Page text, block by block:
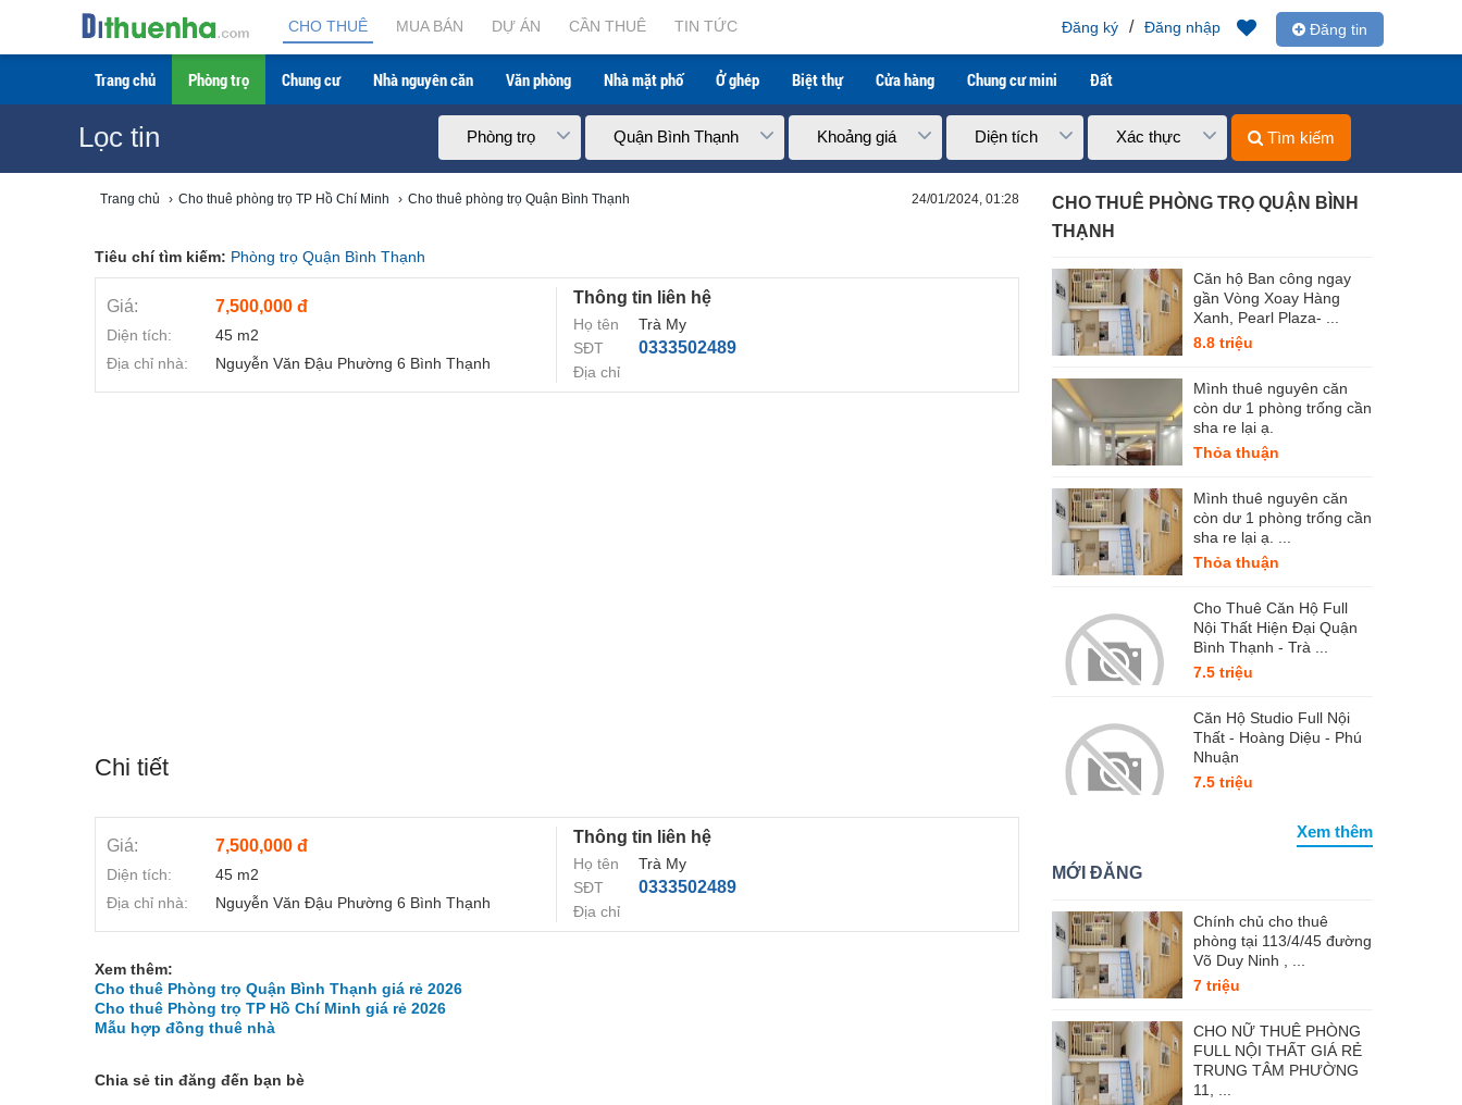
CHO THUÊ MUA BÁN DỰ ÁN CẦN THUÊ TIN TỨC Đăng tin
Đăng nhập
/
Đăng ký
Trang chủ Phòng trọ Chung cư Nhà nguyên căn Văn phòng Nhà mặt phố Ở ghép Biệt thự Cửa hàng Chung cư mini Đất
Lọc tin Phòng trọ Quận Bình Thạnh Khoảng giá Diện tích Xác thực Tìm kiếm
Trang chủ › Cho thuê phòng trọ TP Hồ Chí Minh › Cho thuê phòng trọ Quận Bình Thạnh 24/01/2024, 01:28
Tiêu chí tìm kiếm: Phòng trọ Quận Bình Thạnh
Giá: 7,500,000 đ
Diện tích:
45 m2
Địa chỉ nhà:
Nguyễn Văn Đậu Phường 6 Bình Thạnh
Thông tin liên hệ
Họ tên
Trà My
SĐT
0333502489
Địa chỉ
Chi tiết
Giá: 7,500,000 đ
Diện tích:
45 m2
Địa chỉ nhà:
Nguyễn Văn Đậu Phường 6 Bình Thạnh
Thông tin liên hệ
Họ tên
Trà My
SĐT
0333502489
Địa chỉ
Xem thêm:
Cho thuê Phòng trọ Quận Bình Thạnh giá rẻ 2026
Cho thuê Phòng trọ TP Hồ Chí Minh giá rẻ 2026
Mẫu hợp đồng thuê nhà
Chia sẻ tin đăng đến bạn bè
CHO THUÊ PHÒNG TRỌ QUẬN BÌNH
THẠNH
Căn hộ Ban công ngay
gần Vòng Xoay Hàng
Xanh, Pearl Plaza- ...
8.8 triệu
Mình thuê nguyên căn
còn dư 1 phòng trống cần
sha re lại ạ.
Thỏa thuận
Mình thuê nguyên căn
còn dư 1 phòng trống cần
sha re lại ạ. ...
Thỏa thuận
Cho Thuê Căn Hộ Full
Nội Thất Hiện Đại Quận
Bình Thạnh - Trà ...
7.5 triệu
Căn Hộ Studio Full Nội
Thất - Hoàng Diệu - Phú
Nhuận
7.5 triệu
Xem thêm
MỚI ĐĂNG
Chính chủ cho thuê
phòng tại 113/4/45 đường
Võ Duy Ninh , ...
7 triệu
CHO NỮ THUÊ PHÒNG
FULL NỘI THẤT GIÁ RẺ
TRUNG TÂM PHƯỜNG
11, ...